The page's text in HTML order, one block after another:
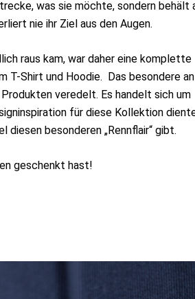
was sie möchte, sondern behält
nie ihr Ziel aus den Augen.
raus kam, war daher eine komplette
T-Shirt und Hoodie. Das besondere
veredelt. Es handelt sich um
für diese Kollektion
diesen besonderen „Rennflair“ gibt.
geschenkt hast!